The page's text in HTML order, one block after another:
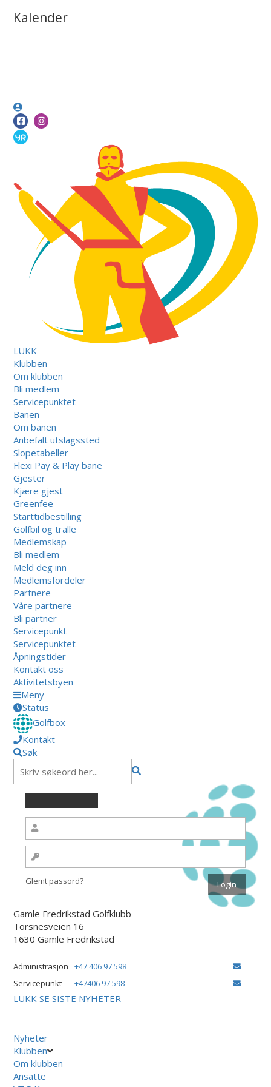
Kalender
LUKK
Klubben
Om klubben
Bli medlem
Servicepunktet
Banen
Om banen
Anbefalt utslagssted
Slopetabeller
Flexi Pay & Play bane
Gjester
Kjære gjest
Greenfee
Starttidbestilling
Golfbil og tralle
Medlemskap
Bli medlem
Meld deg inn
Medlemsfordeler
Partnere
Våre partnere
Bli partner
Servicepunkt
Servicepunktet
Åpningstider
Kontakt oss
Aktivitetsbyen
Meny
Status
Golfbox
Kontakt
Søk
Glemt passord?
Gamle Fredrikstad Golfklubb
Torsnesveien 16
1630 Gamle Fredrikstad
Administrasjon
+47 406 97 598
Servicepunkt
+47406 97 598
LUKK SE SISTE NYHETER
Nyheter
Klubben
Om klubben
Ansatte